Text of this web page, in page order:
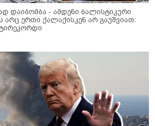
დაიბომბა - ამდენი ბალისტიკური
ერთი ქალაქისკენ არ გაუშვიათ: